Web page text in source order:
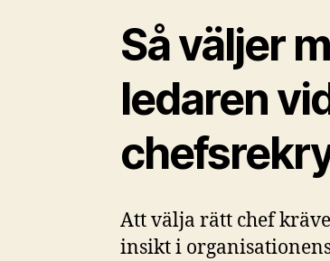
Så väljer
ledaren
Att välja rätt chef
insikt i